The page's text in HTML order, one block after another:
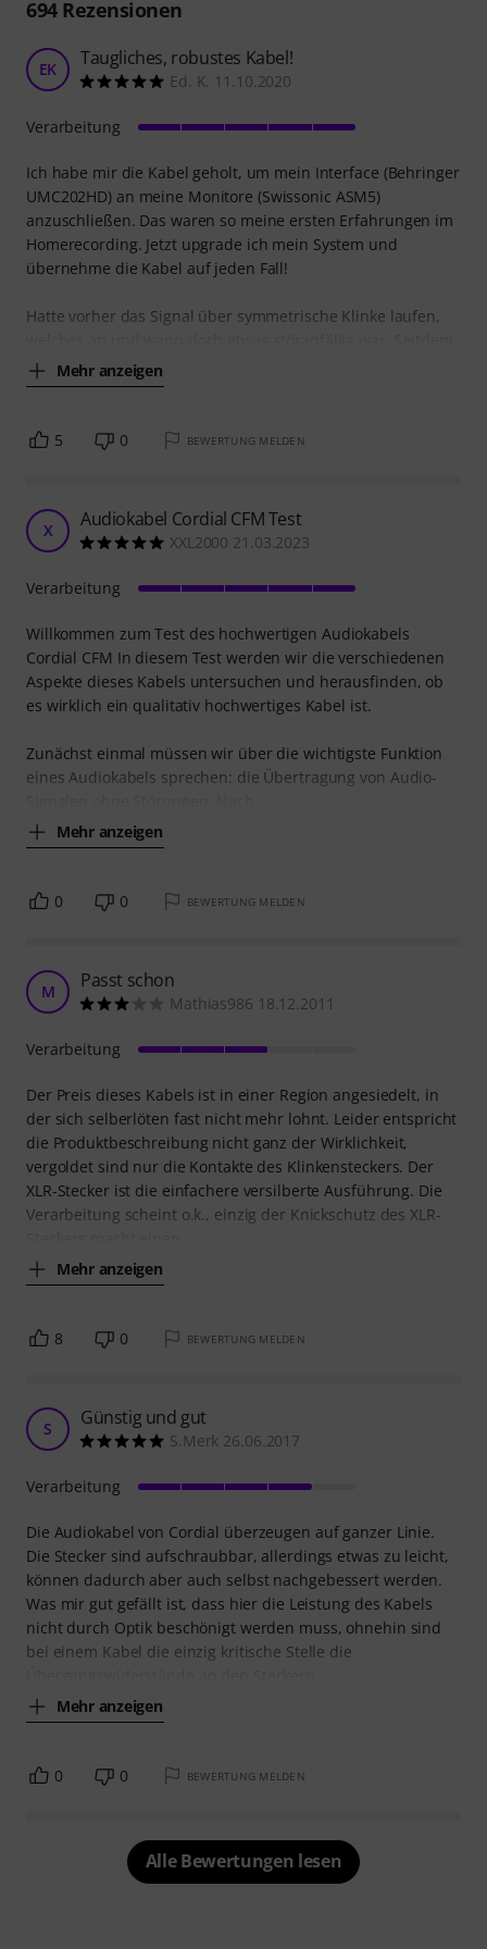
694Rezensionen
EK Taugliches, robustes Kabel!
Ed. K. 11.10.2020
Ich habe mir die Kabel geholt, um mein Interface (Behringer
UMC202HD) an meine Monitore (Swissonic ASM5)
anzuschließen. Das waren so meine ersten Erfahrungen im
Homerecording. Jetzt upgrade ich mein System und
übernehme die Kabel auf jeden Fall!
Hatte vorher das Signal über symmetrische Klinke laufen,
Mehr anzeigen
Verarbeitung
5 0 BEWERTUNG MELDEN
X Audiokabel Cordial CFM Test
XXL2000 21.03.2023
Willkommen zum Test des hochwertigen Audiokabels
Cordial CFM In diesem Test werden wir die verschiedenen
Aspekte dieses Kabels untersuchen und herausfinden, ob
es wirklich ein qualitativ hochwertiges Kabel ist.
Zunächst einmal müssen wir über die wichtigste Funktion
eines Audiokabels sprechen: die Übertragung von Audio-
Mehr anzeigen
Verarbeitung
0 0 BEWERTUNG MELDEN
M Passt schon
Mathias986 18.12.2011
Der Preis dieses Kabels ist in einer Region angesiedelt, in
der sich selberlöten fast nicht mehr lohnt. Leider entspricht
die Produktbeschreibung nicht ganz der Wirklichkeit,
vergoldet sind nur die Kontakte des Klinkensteckers. Der
XLR-Stecker ist die einfachere versilberte Ausführung. Die
Verarbeitung scheint o.k., einzig der Knickschutz des XLR-
Mehr anzeigen
Verarbeitung
8 0 BEWERTUNG MELDEN
S Günstig und gut
S.Merk 26.06.2017
Die Audiokabel von Cordial überzeugen auf ganzer Linie.
Die Stecker sind aufschraubbar, allerdings etwas zu leicht,
können dadurch aber auch selbst nachgebessert werden.
Was mir gut gefällt ist, dass hier die Leistung des Kabels
nicht durch Optik beschönigt werden muss, ohnehin sind
bei einem Kabel die einzig kritische Stelle die
Mehr anzeigen
Verarbeitung
0 0 BEWERTUNG MELDEN
Alle Bewertungen lesen